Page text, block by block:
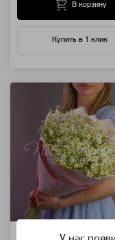
Купить в 1 клик
В корзину
Камилла